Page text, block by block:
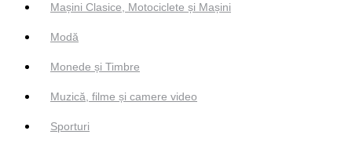
Mașini Clasice, Motociclete și Mașini
Modă
Monede și Timbre
Muzică, filme și camere video
Sporturi